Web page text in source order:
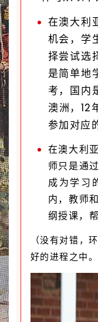
在澳大利
机会，学
择尝试选
是简单地
考，国内
澳洲，12
参加对应
在澳大利
师只是通
成为学习
内，教师
纲授课，
（没有对错，
好的进程之中。